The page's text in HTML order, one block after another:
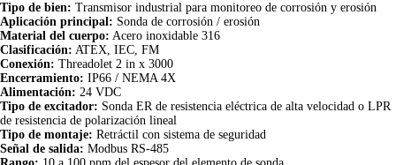
Tipo de bien: Transmisor industrial para monitoreo de corrosión y erosión
Aplicación principal: Sonda de corrosión / erosión
Material del cuerpo: Acero inoxidable 316
Clasificación: ATEX, IEC, FM
Conexión: Threadolet 2 in x 3000
Encerramiento: IP66 / NEMA 4X
Alimentación: 24 VDC
Tipo de excitador: Sonda ER de resistencia eléctrica de alta velocidad o LPR
de resistencia de polarización lineal
Tipo de montaje: Retráctil con sistema de seguridad
Señal de salida: Modbus RS-485